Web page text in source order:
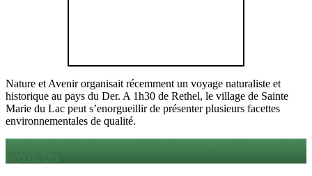
Nature et Avenir organisait récemment un voyage naturaliste et
historique au pays du Der. A 1h30 de Rethel, le village de Sainte
Marie du Lac peut s’enorgueillir de présenter plusieurs facettes
environnementales de qualité.